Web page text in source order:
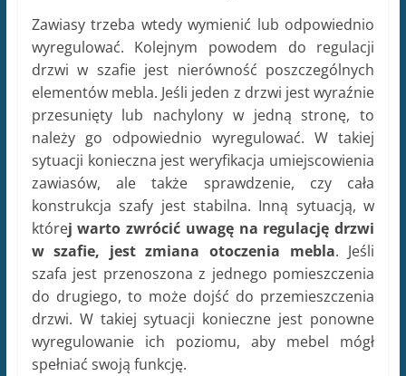
Zawiasy trzeba wtedy wymienić lub odpowiednio
wyregulować. Kolejnym powodem do regulacji
drzwi w szafie jest nierówność poszczególnych
elementów mebla. Jeśli jeden z drzwi jest wyraźnie
przesunięty lub nachylony w jedną stronę, to
należy go odpowiednio wyregulować. W takiej
sytuacji konieczna jest weryfikacja umiejscowienia
zawiasów, ale także sprawdzenie, czy cała
konstrukcja szafy jest stabilna. Inną sytuacją, w
której warto zwrócić uwagę na regulację drzwi
w szafie, jest zmiana otoczenia mebla. Jeśli
szafa jest przenoszona z jednego pomieszczenia
do drugiego, to może dojść do przemieszczenia
drzwi. W takiej sytuacji konieczne jest ponowne
wyregulowanie ich poziomu, aby mebel mógł
spełniać swoją funkcję.